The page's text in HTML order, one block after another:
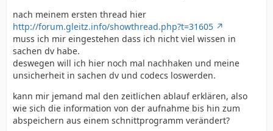
nach meinem ersten thread hier
http://forum.gleitz.info/showthread.php?t=31605
muss ich mir eingestehen dass ich nicht viel wissen in
sachen dv habe.
deswegen will ich hier noch mal nachhaken und meine
unsicherheit in sachen dv und codecs loswerden.
kann mir jemand mal den zeitlichen ablauf erklären, also
wie sich die information von der aufnahme bis hin zum
abspeichern aus einem schnittprogramm verändert?